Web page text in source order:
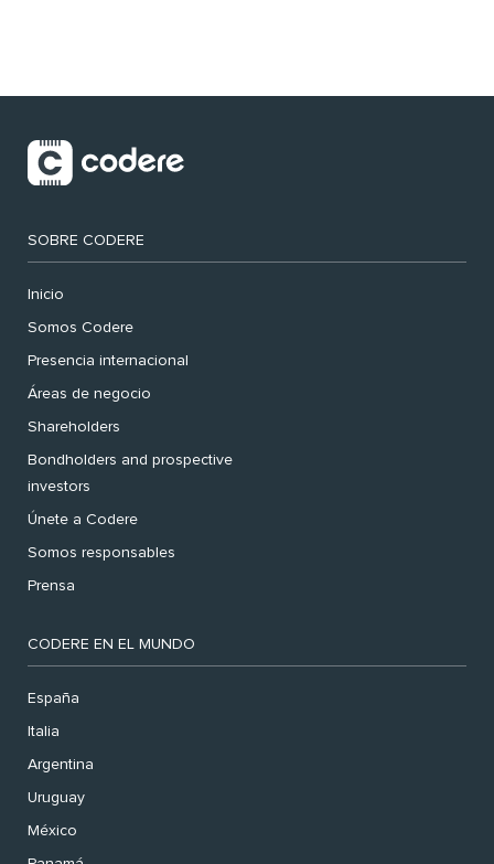
SOBRE CODERE
Inicio
Somos Codere
Presencia internacional
Áreas de negocio
Shareholders
Bondholders and prospective
investors
Únete a Codere
Somos responsables
Prensa
CODERE EN EL MUNDO
España
Italia
Argentina
Uruguay
México